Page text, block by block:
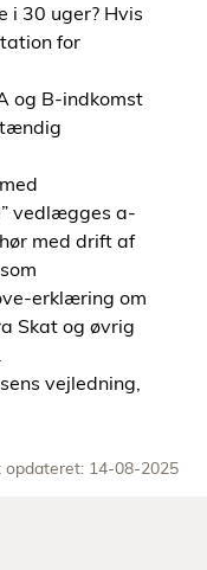
i 30 uger? Hvis
for
og B-indkomst
vedlægges a-
med drift af
erklæring om
Skat og øvrig
vejledning,
opdateret: 14-08-2025